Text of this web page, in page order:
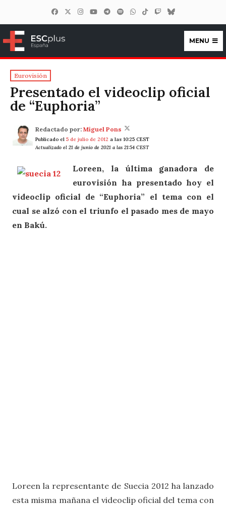
ESCplus España
MENU
Eurovisión
Presentado el videoclip oficial
de “Euphoria”
Redactado por: Miguel Pons
Publicado el 5 de julio de 2012 a las 10:25 CEST
Actualizado el 21 de junio de 2021 a las 21:54 CEST
Loreen, la última ganadora de
eurovisión ha presentado hoy el
videoclip oficial de “Euphoria” el tema con el
cual se alzó con el triunfo el pasado mes de mayo
en Bakú.
Loreen la representante de Suecia 2012 ha lanzado
esta misma mañana el videoclip oficial del tema con